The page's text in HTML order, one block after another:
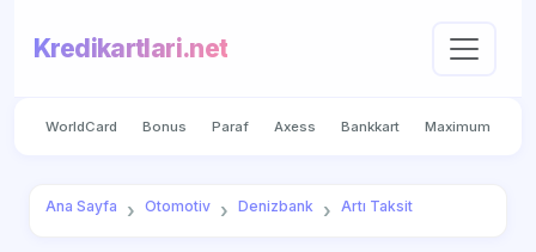
Kredikartlari.net
WorldCard Bonus Paraf Axess Bankkart Maximum
Ana Sayfa Otomotiv Denizbank Artı Taksit